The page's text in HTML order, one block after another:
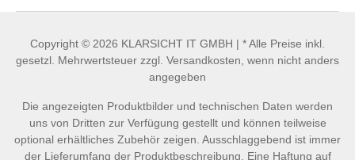
Copyright © 2026 KLARSICHT IT GMBH | * Alle Preise inkl.
gesetzl. Mehrwertsteuer zzgl. Versandkosten, wenn nicht anders
angegeben
Die angezeigten Produktbilder und technischen Daten werden
uns von Dritten zur Verfügung gestellt und können teilweise
optional erhältliches Zubehör zeigen. Ausschlaggebend ist immer
der Lieferumfang der Produktbeschreibung. Eine Haftung auf